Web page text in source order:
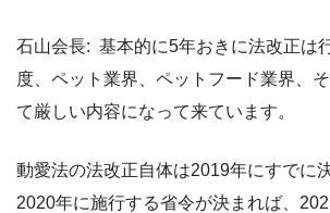
石山会長: 基本的に5年おきに法改正は
度、ペット業界、ペットフード業界、
て厳しい内容になって来ています。
動愛法の法改正自体は2019年にすでに
2020年に施行する省令が決まれば、